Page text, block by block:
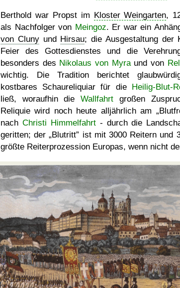
Berthold war Propst im Kloster Weingarten,
als Nachfolger von Meingoz. Er war ein
von Clunyund Hirsau; die Ausgestaltung der
Feier des Gottesdienstes und die
besonders des Nikolaus von Myraund von
wichtig. Die Tradition berichtet
kostbares Schaureliquiar für die Heilig-Blut-
ließ, woraufhin dieWallfahrt großen
Reliquie wird noch heute alljährlich am
nach Christi Himmelfahrt- durch die
geritten; der Blutritt
ist mit 3000 Reitern und
größte Reiterprozession Europas, wenn nicht